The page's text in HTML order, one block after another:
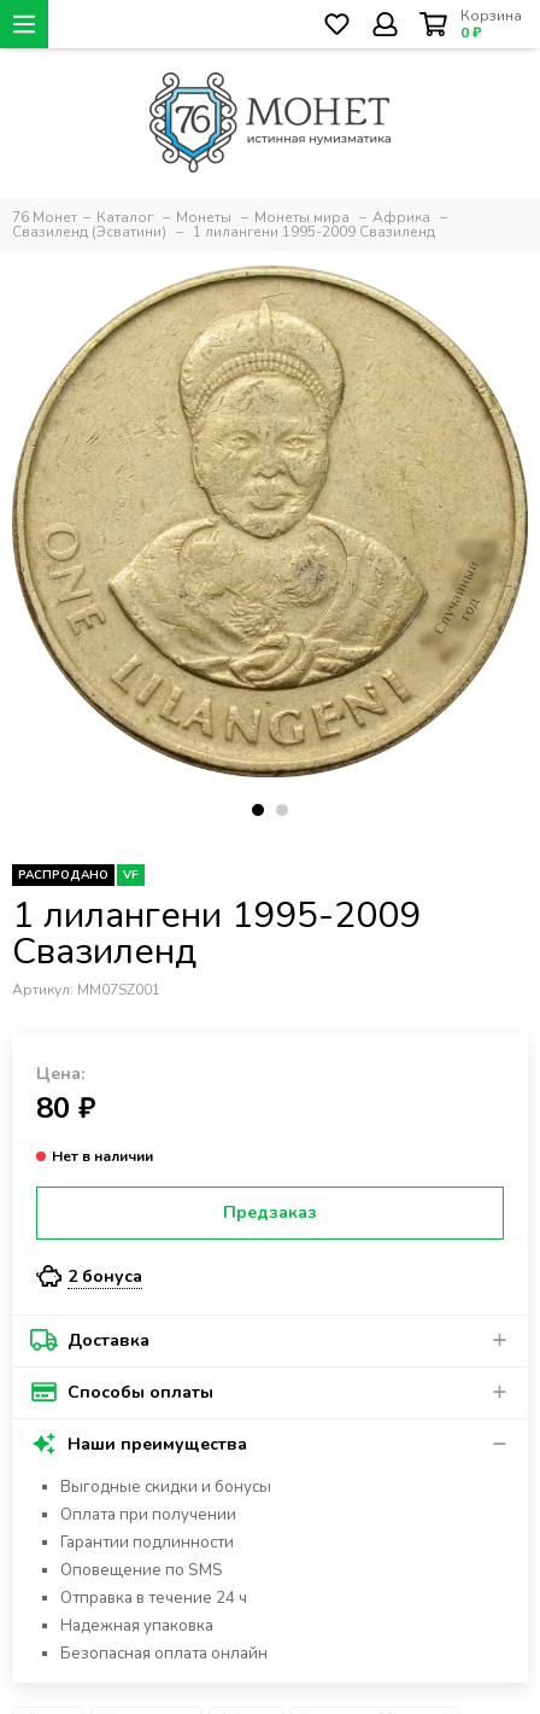
Корзина
0 ₽
76 Монет Каталог Монеты Монеты мира Африка
Свазиленд (Эсватини) 1 лилангени 1995-2009 Свазиленд
РАСПРОДАНО VF
1 лилангени 1995-2009
Свазиленд
Артикул: MM07SZ001
Цена:
80 ₽
Предзаказ
2 бонуса
Доставка
Способы оплаты
Наши преимущества
Выгодные скидки и бонусы
Оплата при получении
Гарантии подлинности
Оповещение по SMS
Отправка в течение 24 ч
Надежная упаковка
Безопасная оплата онлайн